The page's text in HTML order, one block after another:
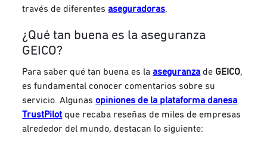
través de diferentes aseguradoras.
¿Qué tan buena es la aseguranza
GEICO?
Para saber qué tan buena es la aseguranza de GEICO,
es fundamental conocer comentarios sobre su
servicio. Algunasopiniones de la plataforma danesa
TrustPilot que recaba reseñas de miles de empresas
alrededor del mundo, destacan lo siguiente: